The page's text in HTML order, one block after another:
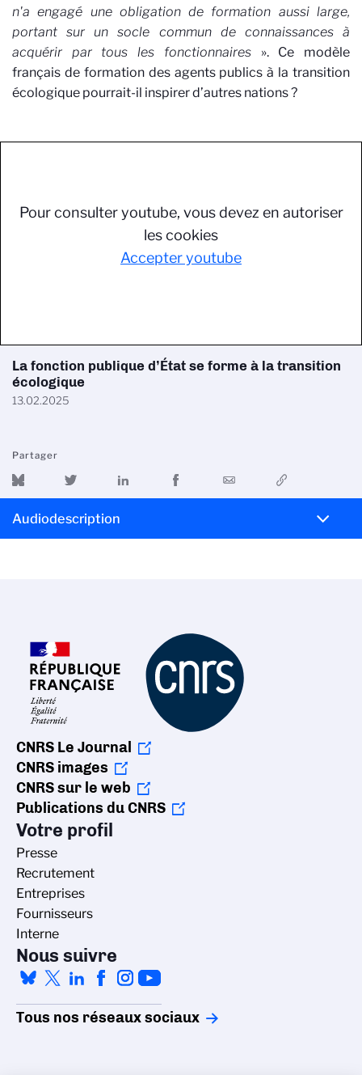
n'a engagé une obligation de formation aussi large,
portant sur un socle commun de connaissances à
acquérir par tous les fonctionnaires ». Ce modèle
français de formation des agents publics à la transition
écologique pourrait-il inspirer d’autres nations ?
Pour consulter youtube, vous devez en autoriser
les cookies
Accepter youtube
La fonction publique d’État se forme à la transition
écologique
13.02.2025
Partager
Audiodescription
CNRS Le Journal
CNRS images
CNRS sur le web
Publications du CNRS
Votre profil
Presse
Recrutement
Entreprises
Fournisseurs
Interne
Nous suivre
Tous nos réseaux sociaux